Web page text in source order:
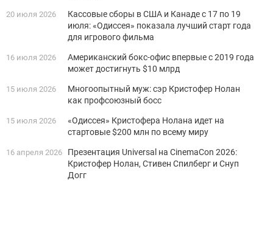
20 июля 2026
Кассовые сборы в США и Канаде с 17 по 19
июля: «Одиссея» показала лучший старт года
для игрового фильма
16 июля 2026
Американский бокс-офис впервые с 2019 года
может достигнуть $10 млрд
15 июля 2026
Многоопытный муж: сэр Кристофер Нолан
как профсоюзный босс
15 июля 2026
«Одиссея» Кристофера Нолана идет на
стартовые $200 млн по всему миру
16 апреля 2026
Презентация Universal на CinemaCon 2026:
Кристофер Нолан, Стивен Спилберг и Снуп
Догг